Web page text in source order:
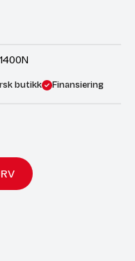
butikk Finansiering